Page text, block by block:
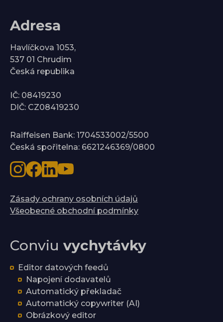
Adresa
Havlíčkova 1053,
537 01 Chrudim
Česká republika
IČ: 08419230
DIČ: CZ08419230
Raiffeisen Bank: 1704533002/5500
Česká spořitelna: 6621246369/0800
Zásady ochrany osobních údajů
Všeobecné obchodní podmínky
Conviu vychytávky
Editor datových feedů
Napojení dodavatelů
Automatický překladač
Automatický copywriter (AI)
Obrázkový editor